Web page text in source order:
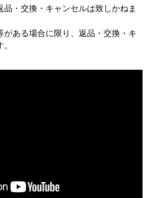
・交換・キャンセルは致しかねま
ある場合に限り、返品・交換・キ